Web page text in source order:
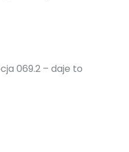
069.2 – daje to